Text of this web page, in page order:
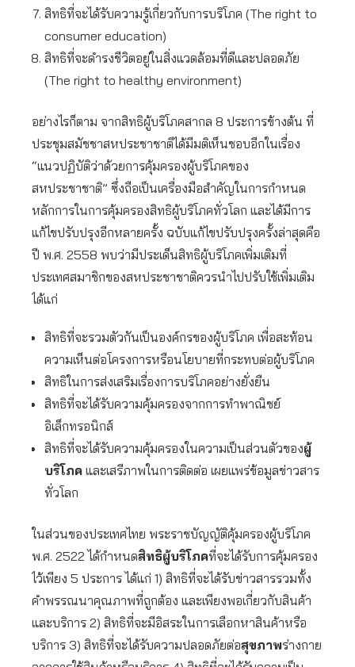
สิทธิที่จะได้รับความรู้เกี่ยวกับการบริโภค (The right to
consumer education)
สิทธิที่จะดำรงชีวิตอยู่ในสิ่งแวดล้อมที่ดีและปลอดภัย
(The right to healthy environment)
อย่างไรก็ตาม จากสิทธิผู้บริโภคสากล 8 ประการข้างต้น ที่
ประชุมสมัชชาสหประชาชาติได้มีมติเห็นชอบอีกในเรื่อง
“แนวปฏิบัติว่าด้วยการคุ้มครองผู้บริโภคของ
สหประชาชาติ” ซึ่งถือเป็นเครื่องมือสำคัญในการกำหนด
หลักการในการคุ้มครองสิทธิผู้บริโภคทั่วโลก และได้มีการ
แก้ไขปรับปรุงอีกหลายครั้ง ฉบับแก้ไขปรับปรุงครั้งล่าสุดคือ
ปี พ.ศ. 2558 พบว่ามีประเด็นสิทธิผู้บริโภคเพิ่มเติมที่
ประเทศสมาชิกของสหประชาชาติควรนำไปปรับใช้เพิ่มเติม
ได้แก่
สิทธิที่จะรวมตัวกันเป็นองค์กรของผู้บริโภค เพื่อสะท้อน
ความเห็นต่อโครงการหรือนโยบายที่กระทบต่อผู้บริโภค
สิทธิในการส่งเสริมเรื่องการบริโภคอย่างยั่งยืน
สิทธิที่จะได้รับความคุ้มครองจากการทำพาณิชย์
อิเล็กทรอนิกส์
สิทธิที่จะได้รับความคุ้มครองในความเป็นส่วนตัวของผู้
บริโภค และเสรีภาพในการติดต่อ เผยแพร่ข้อมูลข่าวสาร
ทั่วโลก
ในส่วนของประเทศไทย พระราชบัญญัติคุ้มครองผู้บริโภค
พ.ศ. 2522 ได้กำหนดสิทธิผู้บริโภคที่จะได้รับการคุ้มครอง
ไว้เพียง 5 ประการ ได้แก่ 1) สิทธิที่จะได้รับข่าวสารรวมทั้ง
คำพรรณนาคุณภาพที่ถูกต้อง และเพียงพอเกี่ยวกับสินค้า
และบริการ 2) สิทธิที่จะมีอิสระในการเลือกหาสินค้าหรือ
บริการ 3) สิทธิที่จะได้รับความปลอดภัยต่อสุขภาพร่างกาย